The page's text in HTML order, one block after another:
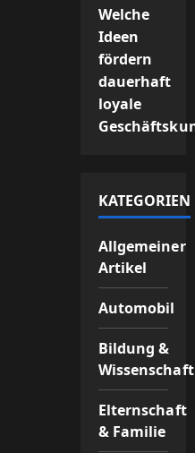
Welche
Ideen
fördern
dauerhaft
loyale
KATEGORIEN
Allgemeiner
Artikel
Automobil
Bildung &
Wissenschaft
Elternschaft
& Familie